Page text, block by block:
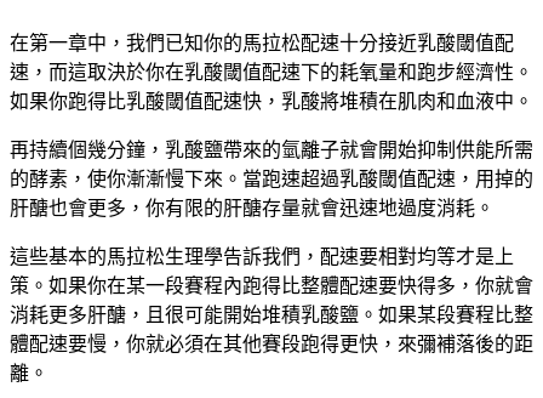
在第一章中，我們已知你的馬拉松配速十分接近乳酸閾值配
速，而這取決於你在乳酸閾值配速下的耗氧量和跑步經濟性。
如果你跑得比乳酸閾值配速快，乳酸將堆積在肌肉和血液中。
再持續個幾分鐘，乳酸鹽帶來的氫離子就會開始抑制供能所需
的酵素，使你漸漸慢下來。當跑速超過乳酸閾值配速，用掉的
肝醣也會更多，你有限的肝醣存量就會迅速地過度消耗。
這些基本的馬拉松生理學告訴我們，配速要相對均等才是上
策。如果你在某一段賽程內跑得比整體配速要快得多，你就會
消耗更多肝醣，且很可能開始堆積乳酸鹽。 如果某段賽程比整
體配速要慢，你就必須在其他賽段跑得更快，來彌補落後的距
離。